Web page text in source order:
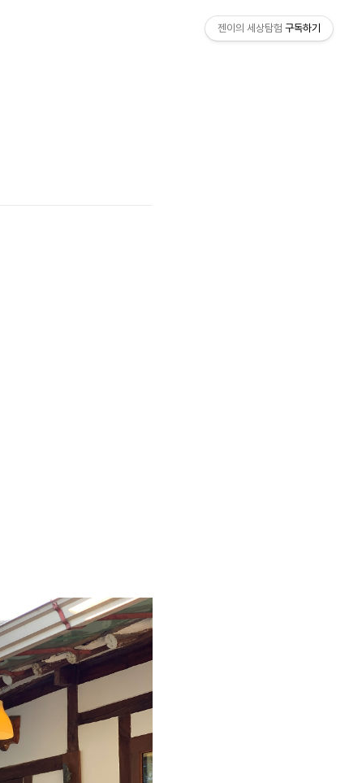
젠이의 세상탐험 구독하기